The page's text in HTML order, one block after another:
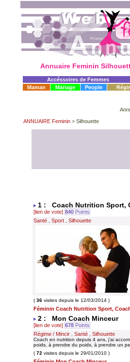
Annuaire Feminin
Accéssoires de Femmes
Maman
Mariage People
ANNUAIRE Feminin > Silhouette
1 : Coach Nutrition Sport,
[lien de vote] 840 Points
Santé
Sport Silhouette
( 36 visites depuis le 12/03/2014 )
Féminin Coach Nutrition Sport,
2 : Mon Coach Minceur
[lien de vote] 678 Points
Régime / Mincir
Santé Silhouette
Coach en nutrition depuis 4 ans, j'ai
poids, à prendre du poids, à prendre un
( 72 visites depuis le 29/01/2010 )